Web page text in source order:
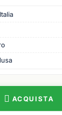
ACQUISTA